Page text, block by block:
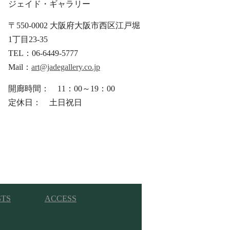
ジェイド・ギャラリー
〒550-0002 大阪府大阪市西区江戸堀
1丁目23-35
TEL：06-6449-5777
Mail： art@jadegallery.co.jp
開廊時間： 11：00～19：00
定休日： 土日祝日
ACCESS